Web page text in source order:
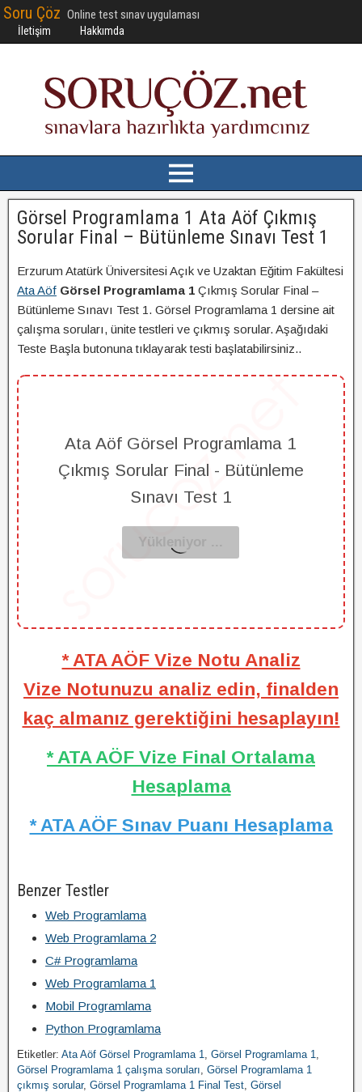
Soru Çöz Online test sınav uygulaması
İletişim Hakkımda
Görsel Programlama 1 Ata Aöf Çıkmış
Sorular Final – Bütünleme Sınavı Test 1
Erzurum Atatürk Üniversitesi Açık ve Uzaktan Eğitim Fakültesi
Ata Aöf Görsel Programlama 1 Çıkmış Sorular Final –
Bütünleme Sınavı Test 1. Görsel Programlama 1 dersine ait
çalışma soruları, ünite testleri ve çıkmış sorular. Aşağıdaki
Teste Başla butonuna tıklayarak testi başlatabilirsiniz..
Ata Aöf Görsel Programlama 1
Çıkmış Sorular Final - Bütünleme
Sınavı Test 1
* ATA AÖF Vize Notu Analiz
Vize Notunuzu analiz edin, finalden
kaç almanız gerektiğini hesaplayın!
* ATA AÖF Vize Final Ortalama
Hesaplama
* ATA AÖF Sınav Puanı Hesaplama
Benzer Testler
Web Programlama
Web Programlama 2
C# Programlama
Web Programlama 1
Mobil Programlama
Python Programlama
Etiketler: Ata Aöf Görsel Programlama 1, Görsel Programlama 1,
Görsel Programlama 1 çalışma soruları, Görsel Programlama 1
çıkmış sorular, Görsel Programlama 1 Final Test, Görsel